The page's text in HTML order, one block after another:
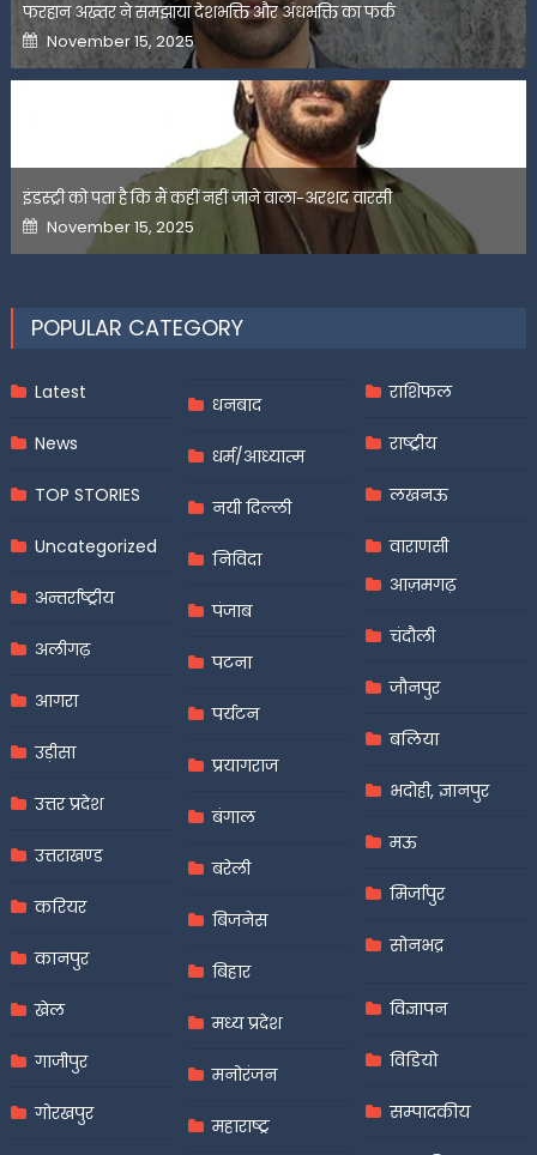
फरहान अख्तर ने समझाया देशभक्ति और अंधभक्ति का फर्क
Posted
on
November 15, 2025
इंडस्ट्री को पता है कि मैं कहीं नहीं जाने वाला-अरशद वारसी
Posted
on
November 15, 2025
POPULAR CATEGORY
Latest
News
TOP STORIES
Uncategorized
अन्तर्राष्ट्रीय
अलीगढ़
आगरा
उड़ीसा
उत्तर प्रदेश
उत्तराखण्ड
करियर
कानपुर
खेल
गाजीपुर
गोरखपुर
धनबाद
धर्म/आध्यात्म
नयी दिल्ली
निविदा
पंजाब
पटना
पर्यटन
प्रयागराज
बंगाल
बरेली
बिजनेस
बिहार
मध्य प्रदेश
मनोरंजन
महाराष्ट्र
राशिफल
राष्ट्रीय
लखनऊ
वाराणसी
आज़मगढ़
चंदौली
जौनपुर
बलिया
भदोही, ज्ञानपुर
मऊ
मिर्जापुर
सोनभद्र
विज्ञापन
विडियो
सम्पादकीय